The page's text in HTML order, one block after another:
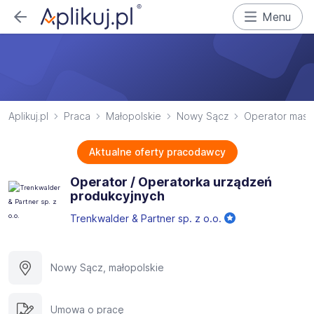
Menu
Aplikuj.pl Praca Małopolskie Nowy Sącz Operator
Aktualne oferty pracodawcy
Operator / Operatorka urządzeń
produkcyjnych
Trenkwalder & Partner sp. z o.o.
Nowy Sącz, małopolskie
Umowa o pracę